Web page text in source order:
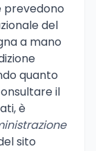
prevedono
del
a mano
quanto
il
è
sito